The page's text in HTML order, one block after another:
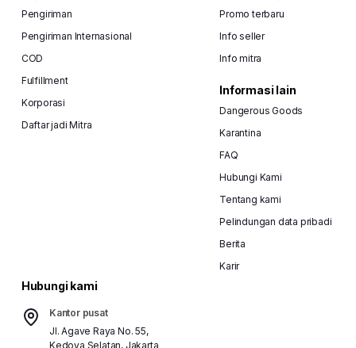
Pengiriman
Pengiriman Internasional
COD
Fulfillment
Korporasi
Daftar jadi Mitra
Promo terbaru
Info seller
Info mitra
Informasi lain
Dangerous Goods
Karantina
FAQ
Hubungi Kami
Tentang kami
Pelindungan data pribadi
Berita
Karir
Hubungi kami
Kantor pusat
Jl. Agave Raya No. 55,
Kedoya Selatan, Jakarta